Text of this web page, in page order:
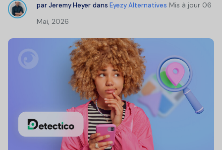
parJeremy Heyer dans Eyezy Alternatives Mis à jour 06
Mai, 2026